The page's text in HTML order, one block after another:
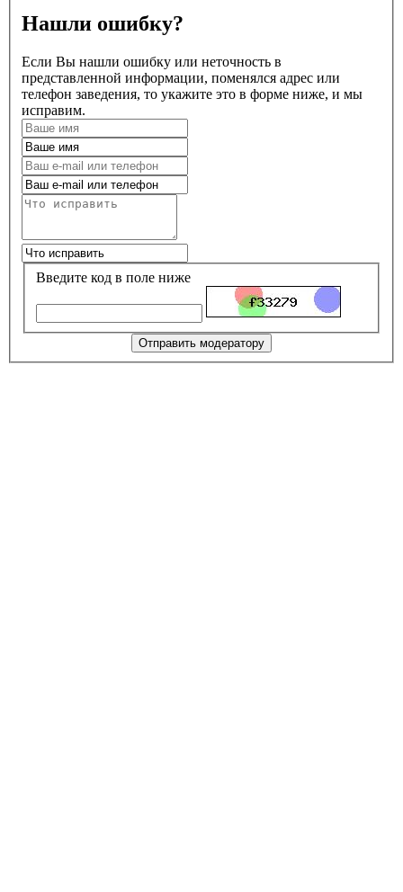
Нашли ошибку?
Если Вы нашли ошибку или неточность в
представленной информации, поменялся адрес или
телефон заведения, то укажите это в форме ниже, и мы
исправим.
Введите код в поле ниже
Отправить модератору